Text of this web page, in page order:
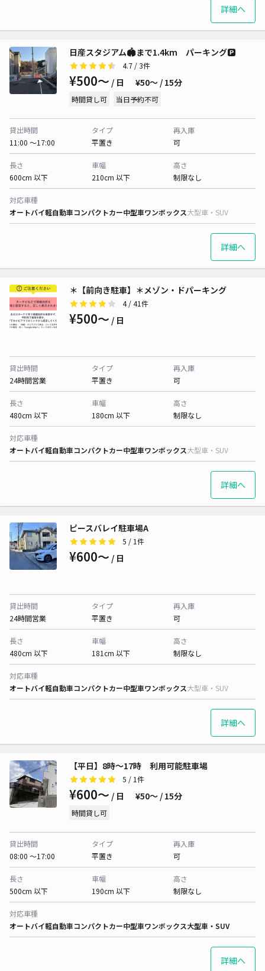
詳細へ
日産スタジアム🏟️まで1.4km パーキング🅿️
4.7 / 3件
¥500〜 / 日 ¥50〜 / 15分
時間貸し可 当日予約不可
貸出時間
11:00 〜17:00
タイプ
平置き
再入庫
可
長さ
600cm 以下
車幅
210cm 以下
高さ
制限なし
対応車種
オートバイ軽自動車コンパクトカー中型車ワンボックス大型車・SUV
詳細へ
＊【前向き駐車】＊メゾン・ドパーキング
4/ 41件
¥500〜 / 日
貸出時間
24時間営業
タイプ
平置き
再入庫
可
長さ
480cm 以下
車幅
180cm 以下
高さ
制限なし
対応車種
オートバイ軽自動車コンパクトカー中型車ワンボックス大型車・SUV
詳細へ
ピースバレイ駐車場A
5 / 1件
¥600〜 / 日
貸出時間
24時間営業
タイプ
平置き
再入庫
可
長さ
480cm 以下
車幅
181cm 以下
高さ
制限なし
対応車種
オートバイ軽自動車コンパクトカー中型車ワンボックス大型車・SUV
詳細へ
【平日】8時〜17時 利用可能駐車場
5 / 1件
¥600〜 / 日 ¥50〜 / 15分
時間貸し可
貸出時間
08:00 〜17:00
タイプ
平置き
再入庫
可
長さ
500cm 以下
車幅
190cm 以下
高さ
制限なし
対応車種
オートバイ軽自動車コンパクトカー中型車ワンボックス大型車・SUV
詳細へ